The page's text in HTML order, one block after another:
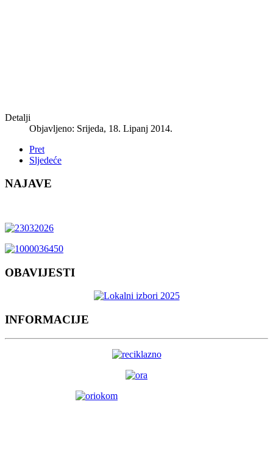
Detalji
Objavljeno: Srijeda, 18. Lipanj 2014.
Pret
Sljedeće
NAJAVE
OBAVIJESTI
INFORMACIJE